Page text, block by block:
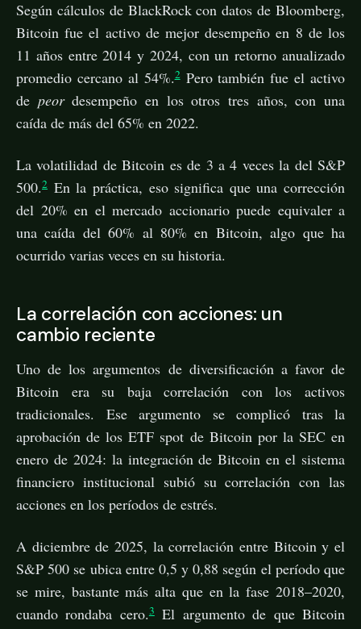
Según cálculos de BlackRock con datos de Bloomberg,
Bitcoin fue el activo de mejor desempeño en 8 de los
11 años entre 2014 y 2024, con un retorno anualizado
promedio cercano al 54%.2Pero también fue el activo
de peordesempeño en los otros tres años, con una
caída de más del 65% en 2022.
La volatilidad de Bitcoin es de 3 a 4 veces la del S&P
500.2 En la práctica, eso significa que una corrección
del 20% en el mercado accionario puede equivaler a
una caída del 60% al 80% en Bitcoin, algo que ha
ocurrido varias veces en su historia.
La correlación con acciones: un
cambio reciente
Uno de los argumentos de diversificación a favor de
Bitcoin era su baja correlación con los activos
tradicionales. Ese argumento se complicó tras la
aprobación de los ETF spot de Bitcoin por la SEC en
enero de 2024: la integración de Bitcoin en el sistema
financiero institucional subió su correlación con las
acciones en los períodos de estrés.
A diciembre de 2025, la correlación entre Bitcoin y el
S&P 500 se ubica entre 0,5 y 0,88 según el período que
se mire, bastante más alta que en la fase 2018–2020,
cuando rondaba cero.3El argumento de que Bitcoin